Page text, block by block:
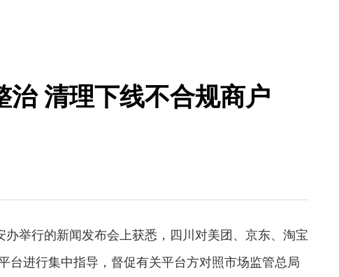
清理下线不合规商户
办举行的新闻发布会上获悉，四川对美团、京东、淘宝
台进行集中指导，督促有关平台方对照市场监管总局